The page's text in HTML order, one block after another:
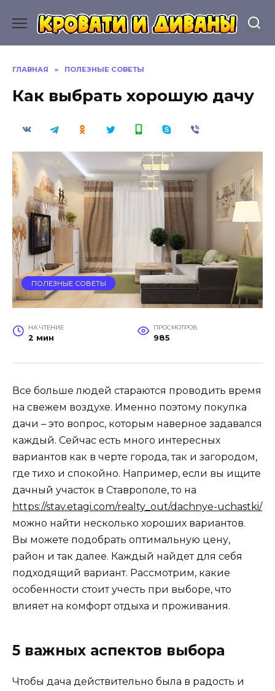
содержанию
ГЛАВНАЯ » ПОЛЕЗНЫЕ СОВЕТЫ
Как выбрать хорошую дачу
ПОЛЕЗНЫЕ СОВЕТЫ
НА ЧТЕНИЕ
2 мин
ПРОСМОТРОВ
985
Все больше людей стараются проводить время
на свежем воздухе. Именно поэтому покупка
дачи – это вопрос, которым наверное задавался
каждый. Сейчас есть много интересных
вариантов как в черте города, так и загородом,
где тихо и спокойно. Например, если вы ищите
дачный участок в Ставрополе, то на
https://stav.etagi.com/realty_out/dachnye-uchastki/
можно найти несколько хороших вариантов.
Вы можете подобрать оптимальную цену,
район и так далее. Каждый найдет для себя
подходящий вариант. Рассмотрим, какие
особенности стоит учесть при выборе, что
влияет на комфорт отдыха и проживания.
5 важных аспектов выбора
Чтобы дача действительно была в радость и